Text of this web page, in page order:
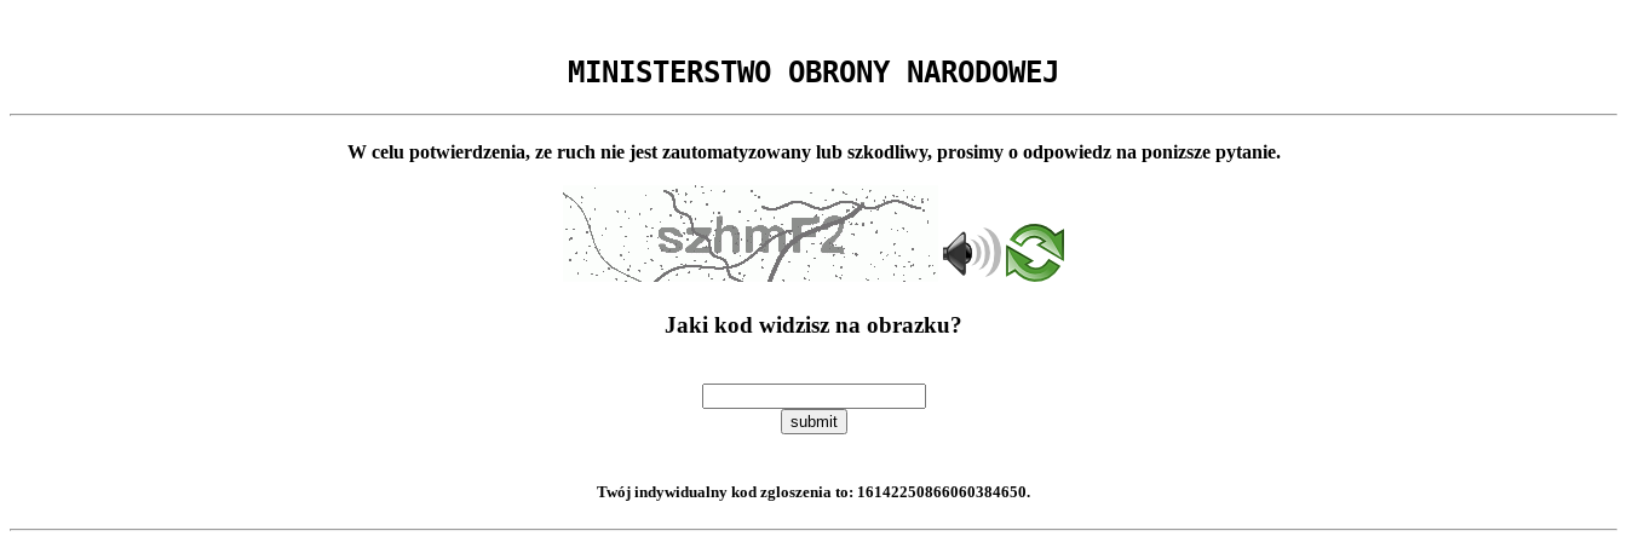
MINISTERSTWO OBRONY NARODOWEJ
W celu potwierdzenia, ze ruch nie jest zautomatyzowany lub szkodliwy, prosimy o odpowiedz na ponizsze pytanie.
Jaki kod widzisz na obrazku?
submit
Twój indywidualny kod zgloszenia to: 16142250866060384650.